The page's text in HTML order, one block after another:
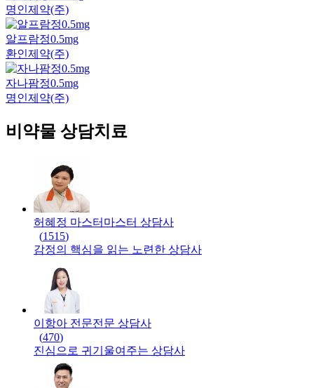
명인제약(주)
알프람정0.5mg
환인제약(주)
자나팜정0.5mg
명인제약(주)
비약물 상담치료
허혜정 마스터 마스터 상담사
(1515)
감정의 핵심을 읽는 노련한 상담사
이항아 전문전문 상담사
(470)
진심으로 귀기울여주는 상담사